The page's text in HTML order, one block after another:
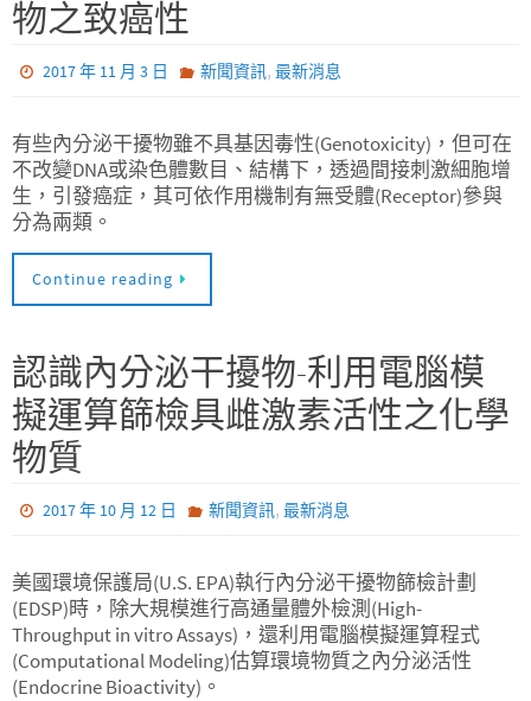
物之致癌性
2017 年 11 月 3 日 新聞資訊, 最新消息
有些內分泌干擾物雖不具基因毒性(Genotoxicity)，但可在
不改變DNA或染色體數目、結構下，透過間接刺激細胞增
生，引發癌症，其可依作用機制有無受體(Receptor)參與
分為兩類。
Continue reading
認識內分泌干擾物-利用電腦模
擬運算篩檢具雌激素活性之化學
物質
2017 年 10 月 12 日 新聞資訊, 最新消息
美國環境保護局(U.S. EPA)執行內分泌干擾物篩檢計劃
(EDSP)時，除大規模進行高通量體外檢測(High-
Throughput in vitro Assays)，還利用電腦模擬運算程式
(Computational Modeling)估算環境物質之內分泌活性
(Endocrine Bioactivity)。